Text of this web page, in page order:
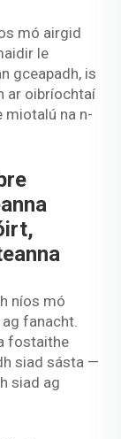
mó airgid
le
gceapadh, is
ar oibríochtaí
miotalú na n-
níos mó
fanacht.
fostaithe
siad sásta —
siad ag